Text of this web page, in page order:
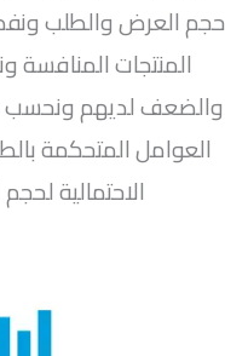
حجم العرض والطلب
المنتجات
والضعف لديهم ونحسب
العوامل المتحكمة
الاحتمالية